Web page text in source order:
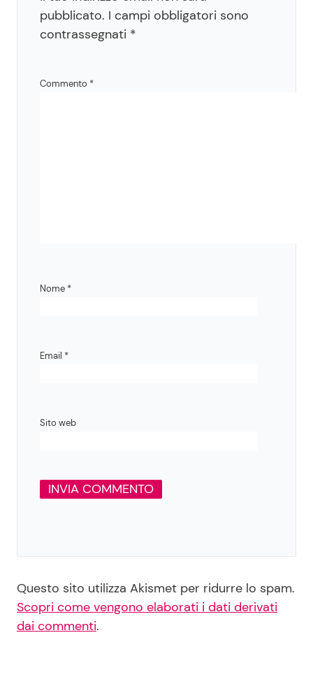
pubblicato. I campi obbligatori sono
contrassegnati *
Commento *
Nome *
Email *
Sito web
Questo sito utilizza Akismet per ridurre lo spam.
Scopri come vengono elaborati i dati derivati
dai commenti.